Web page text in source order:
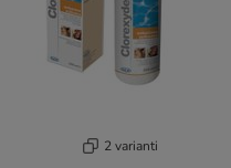
2 varianti